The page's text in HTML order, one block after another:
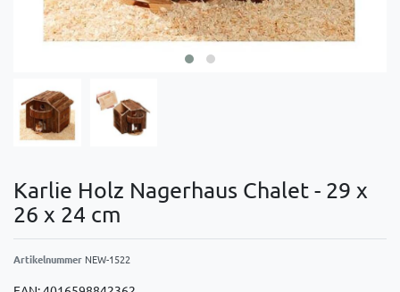
Karlie Holz Nagerhaus Chalet - 29 x
26 x 24 cm
Artikelnummer NEW-1522